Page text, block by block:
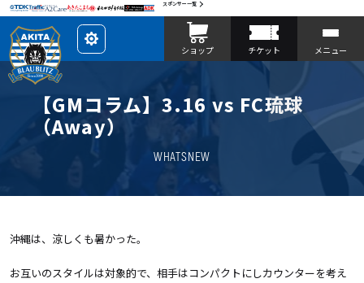
スポンサー一覧
レ
イ
ア
を
カ
ス
タ
マ
ショップ チケット メニュー
【GMコラム】3.16 vs FC琉球
（Away）
WHATSNEW
沖縄は、涼しくも暑かった。
お互いのスタイルは対象的で、相手はコンパクトにしカウンターを考え